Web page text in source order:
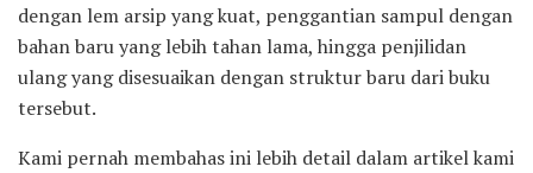
dengan lem arsip yang kuat, penggantian sampul dengan
bahan baru yang lebih tahan lama, hingga penjilidan
ulang yang disesuaikan dengan struktur baru dari buku
tersebut.
Kami pernah membahas ini lebih detail dalam artikel kami